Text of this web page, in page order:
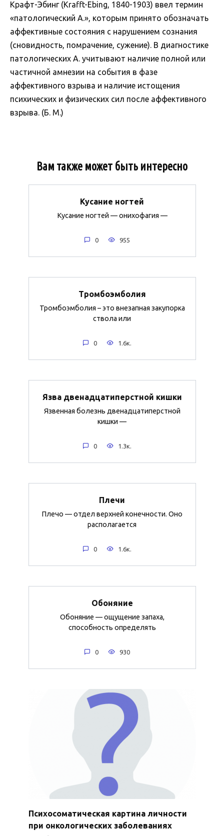
Крафт-Эбинг (Krafft-Ebing, 1840-1903) ввел термин
«патологический А.», которым принято обозначать
аффективные состояния с нарушением сознания
(сновидность, помрачение, сужение). В диагностике
патологических А. учитывают наличие полной или
частичной амнезии на события в фазе
аффективного взрыва и наличие истощения
психических и физических сил после аффективного
взрыва. (Б. М.)
Вам также может быть интересно
Кусание ногтей
Кусание ногтей — онихофагия —
0 955
Тромбоэмболия
Тромбоэмболия – это внезапная закупорка
ствола или
0 1.6к.
Язва двенадцатиперстной кишки
Язвенная болезнь двенадцатиперстной
кишки —
0 1.3к.
Плечи
Плечо — отдел верхней конечности. Оно
располагается
0 1.6к.
Обоняние
Обоняние — ощущение запаха,
способность определять
0 930
Психосоматическая картина личности
при онкологических заболеваниях